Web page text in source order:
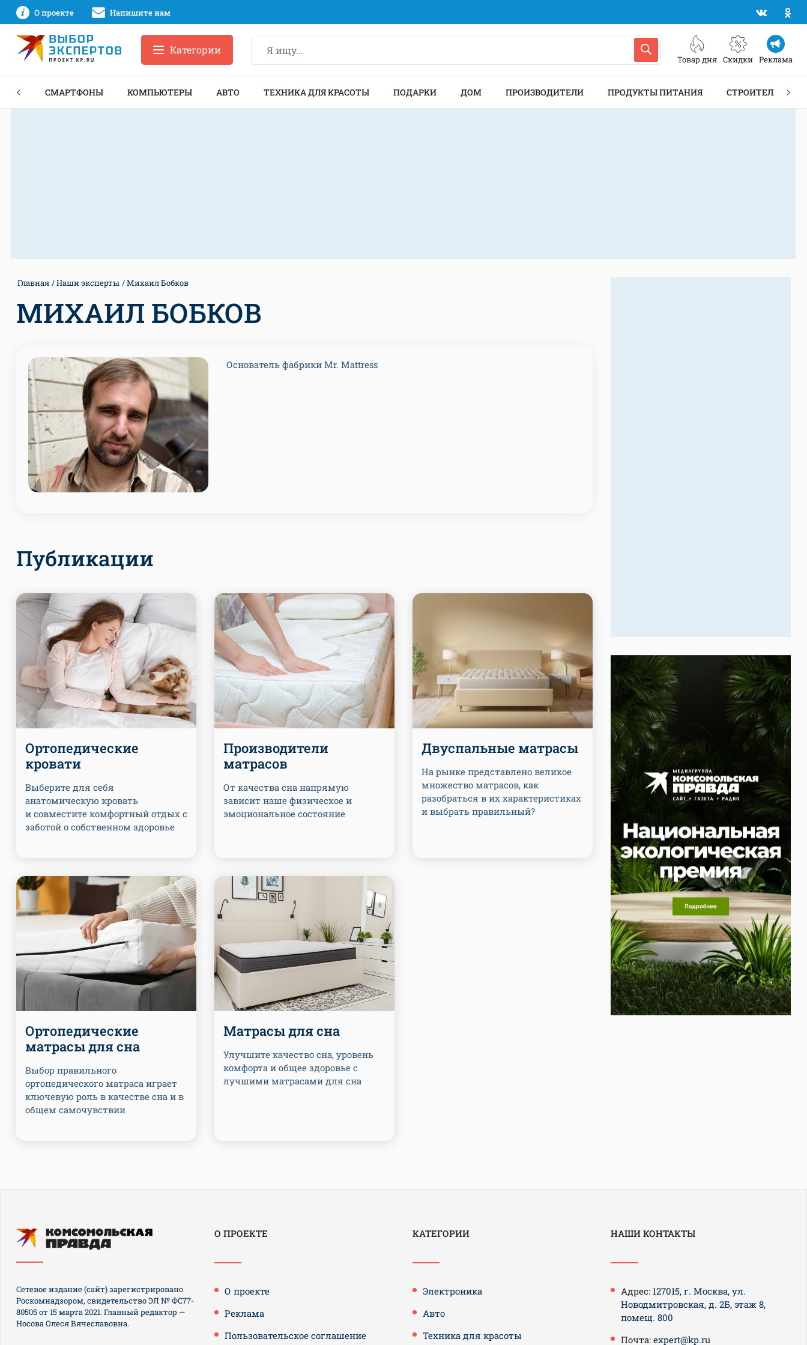
О проекте Напишите нам
Товар дня Скидки Реклама
Категории
СМАРТФОНЫ КОМПЬЮТЕРЫ АВТО ТЕХНИКА ДЛЯ КРАСОТЫ ПОДАРКИ ДОМ ПРОИЗВОДИТЕЛИ ПРОДУКТЫ ПИТАНИЯ СТРОИТЕЛЬСТВО
Главная Наши эксперты Михаил Бобков
МИХАИЛ БОБКОВ
Основатель фабрики Mr. Mattress
Публикации
Ортопедические
кровати
Выберите для себя
анатомическую кровать
и совместите комфортный отдых с
заботой о собственном здоровье
Производители
матрасов
От качества сна напрямую
зависит наше физическое и
эмоциональное состояние
Двуспальные матрасы
На рынке представлено великое
множество матрасов, как
разобраться в их характеристиках
и выбрать правильный?
Ортопедические
матрасы для сна
Выбор правильного
ортопедического матраса играет
ключевую роль в качестве сна и в
общем самочувствии
Матрасы для сна
Улучшите качество сна, уровень
комфорта и общее здоровье с
лучшими матрасами для сна
О ПРОЕКТЕ
О проекте
Реклама
Пользовательское соглашение
КАТЕГОРИИ
Электроника
Авто
Техника для красоты
НАШИ КОНТАКТЫ
Адрес: 127015, г. Москва, ул.
Новодмитровская, д. 2Б, этаж 8,
помещ. 800
Почта: expert@kp.ru
Сетевое издание (сайт) зарегистрировано
Роскомнадзором, свидетельство ЭЛ № ФС77-
80505 от 15 марта 2021. Главный редактор —
Носова Олеся Вячеславовна.